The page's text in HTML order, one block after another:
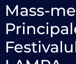
Mass-